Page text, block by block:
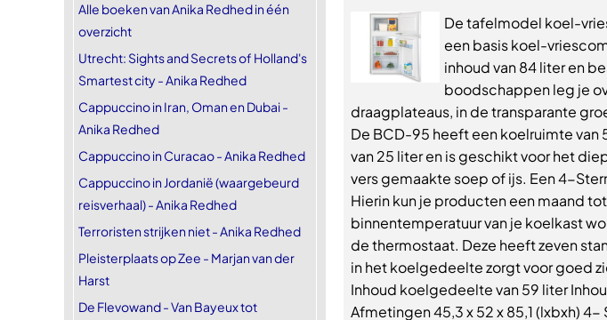
Alle boeken van Anika Redhed in één
overzicht
Utrecht: Sights and Secrets of Holland's
Smartest city - Anika Redhed
Cappuccino in Iran, Oman en Dubai -
Anika Redhed
Cappuccino in Curacao - Anika Redhed
Cappuccino in Jordanië (waargebeurd
reisverhaal) - Anika Redhed
Terroristen strijken niet - Anika Redhed
Pleisterplaats op Zee - Marjan van der
Harst
De Flevowand - Van Bayeux tot
De tafelmodel koel-
een basis koel-
inhoud van 84 liter en
boodschappen leg je
draagplateaus, in de transparante
De BCD-95 heeft een koelruimte van
van 25 liter en is geschikt voor het
vers gemaakte soep of ijs. Een 4-
Hierin kun je producten een maand
binnentemperatuur van je koelkast
de thermostaat. Deze heeft zeven
in het koelgedeelte zorgt voor goed
Inhoud koelgedeelte van 59 liter
Afmetingen 45,3 x 52 x 85,1 (lxbxh) 4-